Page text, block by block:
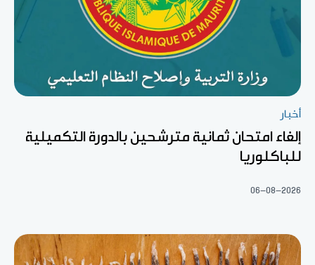
أخبار
إلغاء امتحان ثمانية مترشحين بالدورة التكميلية
للباكلوريا
06-08-2026